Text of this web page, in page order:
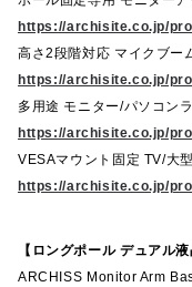
https://archisite.co.jp/
高さ2段階対応 マイクブー
https://archisite.co.jp/
多用途 モニター/パソコン
https://archisite.co.jp/
VESAマウント固定 TV/大
https://archisite.co.jp/
【ロングポール デュアル
ARCHISS Monitor Arm